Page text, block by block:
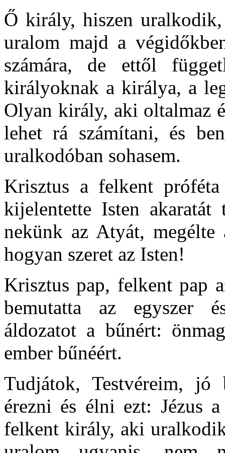
Ő király, hiszen
uralom majd a
számára, de ettől
királyoknak a királya, a
Olyan király, aki oltalmaz
lehet rá számítani, és
uralkodóban sohasem.
Krisztus a felkent
kijelentette Isten akaratát
nekünk az Atyát,
hogyan szeret az Isten!
Krisztus pap, felkent pap
bemutatta az egyszer
áldozatot a bűnért:
ember bűnéért.
Tudjátok, Testvéreim, jó
érezni és élni ezt: Jézus
felkent király, aki